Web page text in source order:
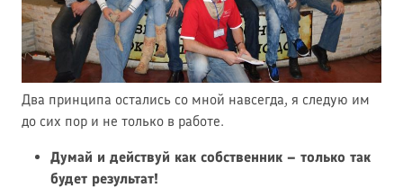
Два принципа остались со мной навсегда, я следую им
до сих пор и не только в работе.
Думай и действуй как собственник – только так
будет результат!